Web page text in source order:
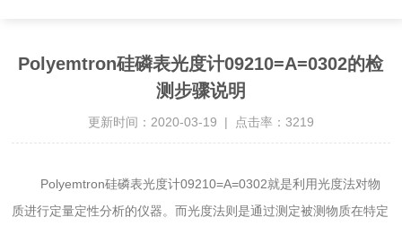
Polyemtron硅磷表光度计09210=A=0302的检
测步骤说明
更新时间：2020-03-19 | 点击率：3219
Polyemtron硅磷表光度计09210=A=0302就是利用光度法对物
质进行定量定性分析的仪器。而光度法则是通过测定被测物质在特定